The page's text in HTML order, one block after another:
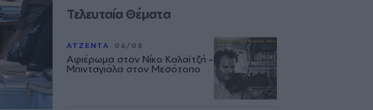
Τελευταία Θέματα
ΑΤΖΕΝΤΑ 06/08
Αφιέρωμα στον Νίκο Καλαϊτζή –
Μπινταγιάλα στον Μεσότοπο